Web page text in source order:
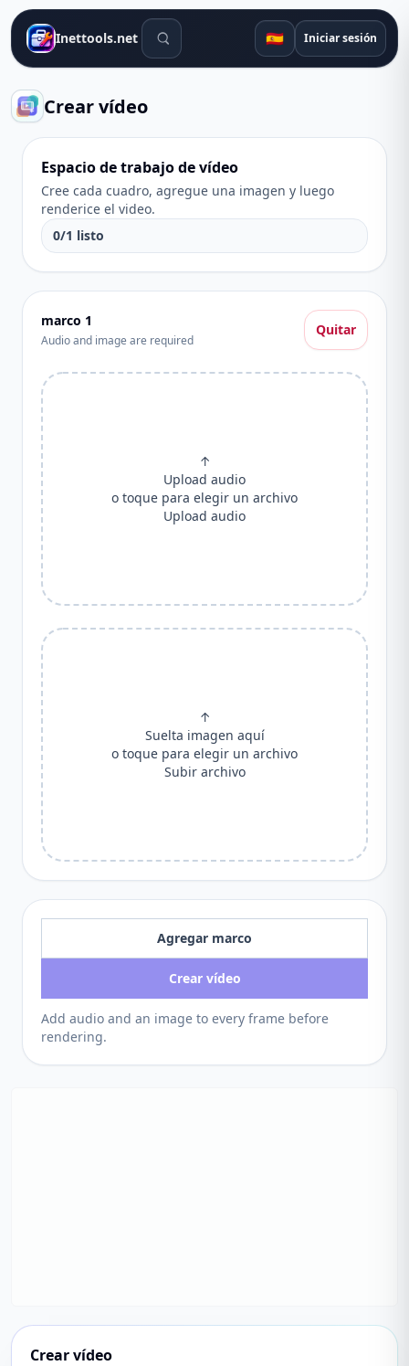
Inettools.net Herramientas de búsqueda
🇪🇸 Iniciar sesión
Crear vídeo
Espacio de trabajo de vídeo
Cree cada cuadro, agregue una imagen y luego
renderice el video.
0/1 listo
marco 1
Audio and image are required
Quitar
↑
Upload audio
o toque para elegir un archivo
Upload audio
↑
Suelta imagen aquí
o toque para elegir un archivo
Subir archivo
Agregar marco
Crear vídeo
Add audio and an image to every frame before
rendering.
Crear vídeo